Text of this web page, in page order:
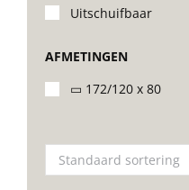
Uitschuifbaar
AFMETINGEN
▭ 172/120 x 80